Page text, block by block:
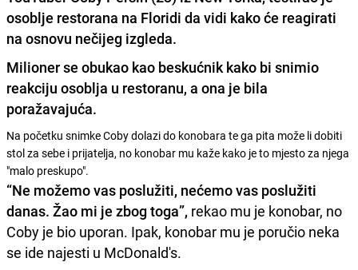
osoblje restorana na Floridi da vidi kako će reagirati
na osnovu nečijeg izgleda.
Milioner se obukao kao beskućnik kako bi snimio
reakciju osoblja u restoranu, a ona je bila
poražavajuća.
Na početku snimke Coby dolazi do konobara te ga pita može li dobiti
stol za sebe i prijatelja, no konobar mu kaže kako je to mjesto za njega
"malo preskupo".
“Ne možemo vas poslužiti, nećemo vas poslužiti
danas. Žao mi je zbog toga”, rekao mu je konobar, no
Coby je bio uporan. Ipak, konobar mu je poručio neka
se ide najesti u McDonald's.